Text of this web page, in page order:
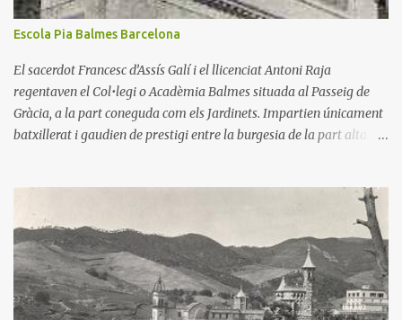
Escola Pia Balmes Barcelona
El sacerdot Francesc d’Assís Galí i el llicenciat Antoni Raja
regentaven el Col•legi o Acadèmia Balmes situada al Passeig de
Gràcia, a la part coneguda com els Jardinets. Impartien únicament
batxillerat i gaudien de prestigi entre la burgesia de la part alta de
l’escola resultà insuficient per a alumnes i comunitat escolàpia.
Aquests llogaren una casa més àmplia que l’anterior al carrer
Còrsega número 325. El pare Jaume Orriols, rector de 1902 a 1912,
hi incorporà alumnes de primària, és a dir des dels sis anys. Això
l’obligà a adquirir la casa veïna. El nombre d’alumnes augmentà